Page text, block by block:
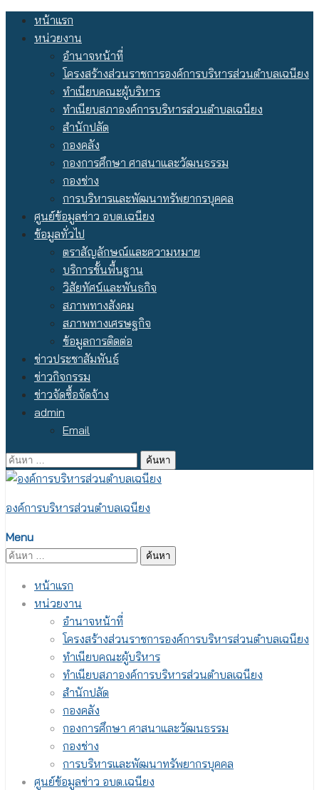
Skip หน้าแรก
หน่วยงาน
อำนาจหน้าที่
โครงสร้างส่วนราชการองค์การบริหารส่วนตำบลเฉนียง
ทำเนียบคณะผู้บริหาร
ทำเนียบสภาองค์การบริหารส่วนตำบลเฉนียง
สำนักปลัด
กองคลัง
กองการศึกษา ศาสนาและวัฒนธรรม
กองช่าง
การบริหารและพัฒนาทรัพยากรบุคคล
ศูนย์ข้อมูลข่าว อบต.เฉนียง
ข้อมูลทั่วไป
ตราสัญลักษณ์และความหมาย
บริการขั้นพื้นฐาน
วิสัยทัศน์และพันธกิจ
สภาพทางสังคม
สภาพทางเศรษฐกิจ
ข้อมูลการติดต่อ
ข่าวประชาสัมพันธ์
ข่าวกิจกรรม
ข่าวจัดซื้อจัดจ้าง
admin
Email
ค้นหา
สำหรับ:
องค์การบริหารส่วนตำบลเฉนียง
Menu
ค้นหา
หน้าแรก
หน่วยงาน
อำนาจหน้าที่
โครงสร้างส่วนราชการองค์การบริหารส่วนตำบลเฉนียง
ทำเนียบคณะผู้บริหาร
ทำเนียบสภาองค์การบริหารส่วนตำบลเฉนียง
สำนักปลัด
กองคลัง
กองการศึกษา ศาสนาและวัฒนธรรม
กองช่าง
การบริหารและพัฒนาทรัพยากรบุคคล
ศูนย์ข้อมูลข่าว อบต.เฉนียง